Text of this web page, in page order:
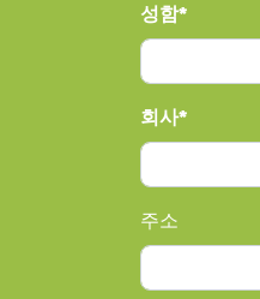
성함
회사
주소